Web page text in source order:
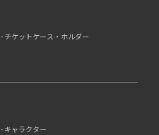
チケットケース・ホルダー
キャラクター